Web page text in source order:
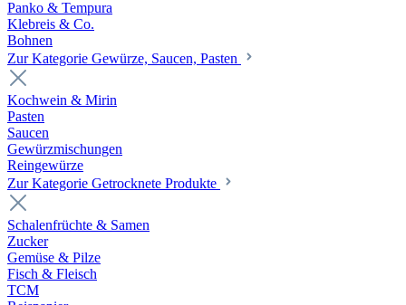
Panko & Tempura
Klebreis & Co.
Bohnen
Zur Kategorie Gewürze, Saucen, Pasten
Kochwein & Mirin
Pasten
Saucen
Gewürzmischungen
Reingewürze
Zur Kategorie Getrocknete Produkte
Schalenfrüchte & Samen
Zucker
Gemüse & Pilze
Fisch & Fleisch
TCM